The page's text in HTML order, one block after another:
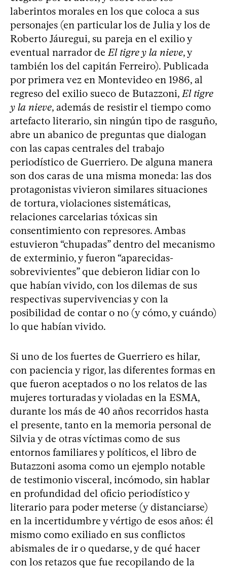
laberintos morales en los que coloca a sus
personajes (en particular los de Julia y los de
Roberto Jáuregui, su pareja en el exilio y
eventual narrador deEl tigre y la nieve, y
también los del capitán Ferreiro). Publicada
por primera vez en Montevideo en 1986, al
regreso del exilio sueco de Butazzoni,El tigre
y la nieve, además de resistir el tiempo como
artefacto literario, sin ningún tipo de rasguño,
abre un abanico de preguntas que dialogan
con las capas centrales del trabajo
periodístico de Guerriero. De alguna manera
son dos caras de una misma moneda: las dos
protagonistas vivieron similares situaciones
de tortura, violaciones sistemáticas,
relaciones carcelarias tóxicas sin
consentimiento con represores. Ambas
estuvieron “chupadas” dentro del mecanismo
de exterminio, y fueron “aparecidas-
sobrevivientes” que debieron lidiar con lo
que habían vivido, con los dilemas de sus
respectivas supervivencias y con la
posibilidad de contar o no (y cómo, y cuándo)
lo que habían vivido.
Si uno de los fuertes de Guerriero es hilar,
con paciencia y rigor, las diferentes formas en
que fueron aceptados o no los relatos de las
mujeres torturadas y violadas en la ESMA,
durante los más de 40 años recorridos hasta
el presente, tanto en la memoria personal de
Silvia y de otras víctimas como de sus
entornos familiares y políticos, el libro de
Butazzoni asoma como un ejemplo notable
de testimonio visceral, incómodo, sin hablar
en profundidad del oficio periodístico y
literario para poder meterse (y distanciarse)
en la incertidumbre y vértigo de esos años: él
mismo como exiliado en sus conflictos
abismales de ir o quedarse, y de qué hacer
con los retazos que fue recopilando de la